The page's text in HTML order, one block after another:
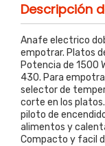
Descripción
Anafe electrico
empotrar. Platos
Potencia de 1500
430. Para
selector de
corte en los
piloto de
alimentos y
Compacto y facil